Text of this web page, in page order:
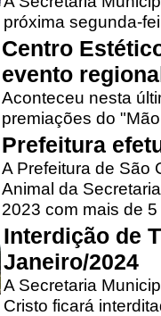
próxima segunda-
Centro
evento
Aconteceu nesta
premiações do
Prefeitura
A Prefeitura de São
Animal da
2023 com mais de 5
Interdição de
Janeiro/2024
A Secretaria
Cristo ficará